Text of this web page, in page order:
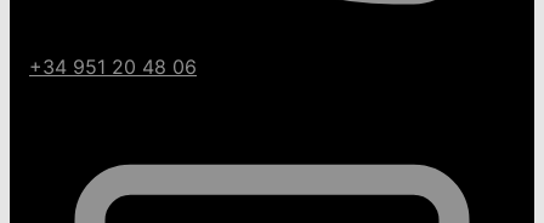
+34 951 20 48 06